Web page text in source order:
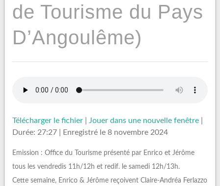
de Tourisme du Pays
D’Angoulême)
Télécharger le fichier Jouer dans une nouvelle fenêtre
Durée: 27:27
Enregistré le 8 novembre 2024
Emission : Office du Tourisme présenté par Enrico et Jérôme
tous les vendredis 11h/12h et redif. le samedi 12h/13h.
Cette semaine, Enrico & Jérôme reçoivent Claire-Andréa Ferlazzo